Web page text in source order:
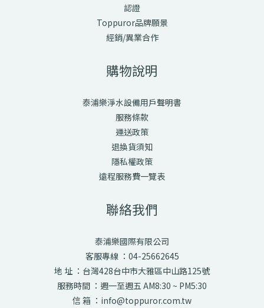
認證
Toppuror品牌願景
經銷/異業合作
購物說明
泰浦樂淨水設備用戶聲明書
服務條款
運送政策
退換貨須知
隱私權政策
遠程服務費一覽表
聯絡我們
泰浦樂國際有限公司
客服專線 ：04-25662645
地 址 ：台灣428台中市大雅區中山路125號
服務時間 ：週一至週五 AM8:30 ~ PM5:30
信 箱 ：info@toppuror.com.tw